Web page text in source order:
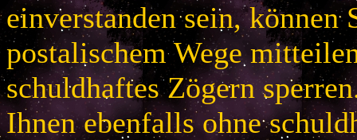
einverstanden sein, können
postalischem Wege
schuldhaftes Zögern
Ihnen ebenfalls ohne